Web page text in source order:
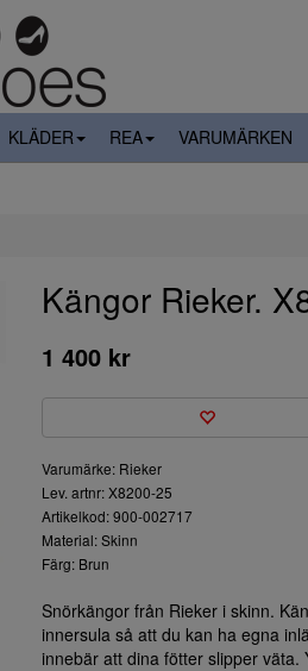
KLÄDER REA VARUMÄRKEN
Kängor Rieker.
1 400 kr
Varumärke: Rieker
Lev. artnr: X8200-25
Artikelkod: 900-002717
Material: Skinn
Färg: Brun
Snörkängor från Rieker i skinn.
innersula så att du kan ha egna
innebär att dina fötter slipper